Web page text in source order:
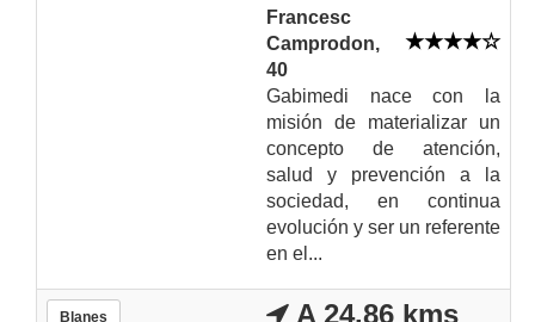
Francesc
Camprodon,
40
Gabimedi nace con la
misión de materializar un
concepto de atención,
salud y prevención a la
sociedad, en continua
evolución y ser un referente
en el...
Blanes
A 24.86 kms